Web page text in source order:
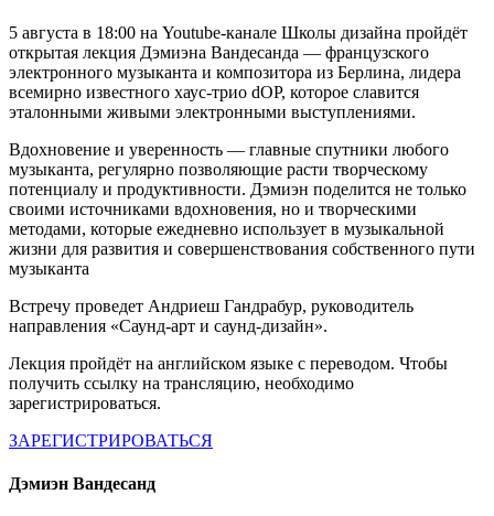
5 августа в 18:00 на Youtube-канале Школы дизайна пройдёт
открытая лекция Дэмиэна Вандесанда — французского
электронного музыканта и композитора из Берлина, лидера
всемирно известного хаус-трио dOP, которое славится
эталонными живыми электронными выступлениями.
Вдохновение и уверенность — главные спутники любого
музыканта, регулярно позволяющие расти творческому
потенциалу и продуктивности. Дэмиэн поделится не только
своими источниками вдохновения, но и творческими
методами, которые ежедневно использует в музыкальной
жизни для развития и совершенствования собственного пути
музыканта
Встречу проведет Андриеш Гандрабур, руководитель
направления «Саунд-арт и саунд-дизайн».
Лекция пройдёт на английском языке с переводом. Чтобы
получить ссылку на трансляцию, необходимо
зарегистрироваться.
ЗАРЕГИСТРИРОВАТЬСЯ
Дэмиэн Вандесанд